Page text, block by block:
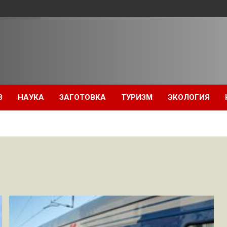
НАУКА ЗАГОТОВКА ТУРИЗМ ЭКОЛОГИЯ